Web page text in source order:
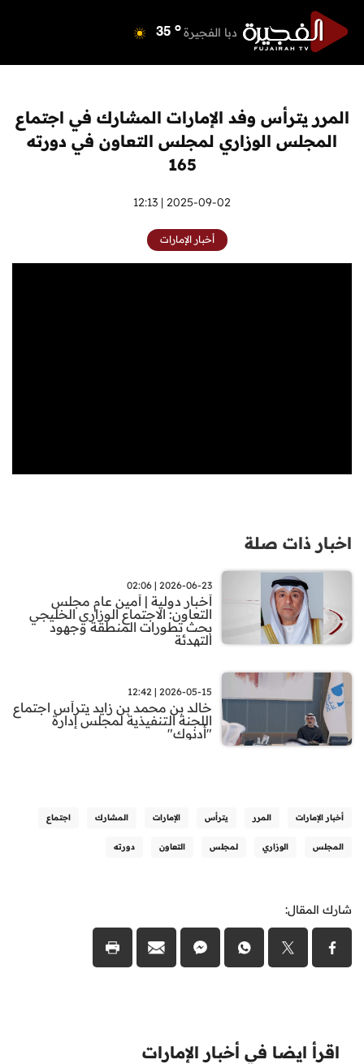
دبا الفجيرة 35 o
أم القيوين o
راس الخيمة 39 o
o
المرر يترأس وفد الإمارات المشارك في اجتماع
المجلس الوزاري لمجلس التعاون في دورته
165
2025-09-02 | 12:13
أخبار الإمارات
اخبار ذات صلة
2026-06-23 | 02:06
أخبار دولية | أمين عام مجلس
التعاون: الاجتماع الوزاري الخليجي
بحث تطورات المنطقة وجهود
التهدئة
2026-05-15 | 12:42
خالد بن محمد بن زايد يترأس اجتماع
اللجنة التنفيذية لمجلس إدارة
"أدنوك"
أخبار الإمارات المرر يترأس الإمارات المشارك اجتماع
المجلس الوزاري لمجلس التعاون دورته
شارك المقال:
اقرأ ايضا في أخبار الإمارات